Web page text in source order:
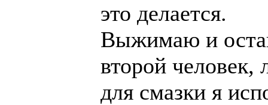
это делается.
Выжимаю и
второй человек,
для смазки я